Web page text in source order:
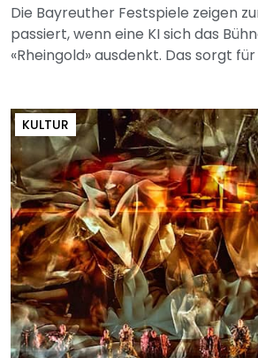
Die Bayreuther Festspiele zeigen
passiert, wenn eine KI sich das
«Rheingold» ausdenkt. Das sorgt für
KULTUR